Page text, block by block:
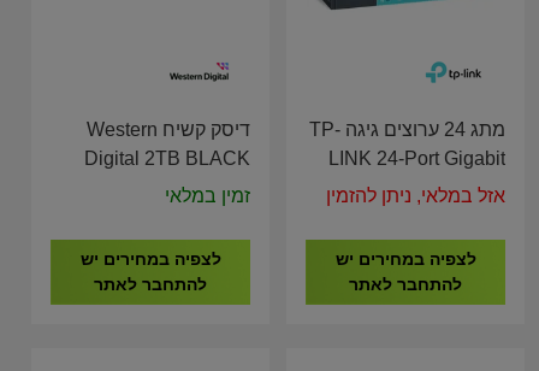
מתג 24 ערוצים גיגה TP-
LINK 24-Port Gigabit
Easy Smart Switch TL-
אזל במלאי, ניתן להזמין
לצפיה במחירים יש
להתחבר לאתר
דיסק קשיח Western
Digital 2TB BLACK
NVMe Gen 4 SN7100
זמין במלאי
לצפיה במחירים יש
להתחבר לאתר